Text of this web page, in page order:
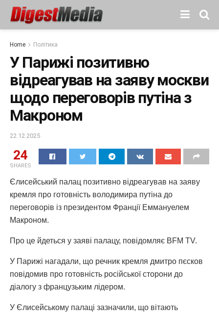
Home Політика
У Парижі позитивно
відреагував на заяву москви
щодо переговорів путіна з
Макроном
22.12.2025
24
SHARES
Єлисейський палац позитивно відреагував на заяву
кремля про готовність володимира путіна до
переговорів із президентом Франції Еммануелем
Макроном.
Про це йдеться у заяві палацу, повідомляє BFM TV.
У Парижі нагадали, що речник кремля дмитро пєсков
повідомив про готовність російської сторони до
діалогу з французьким лідером.
У Єлисейському палаці зазначили, що вітають